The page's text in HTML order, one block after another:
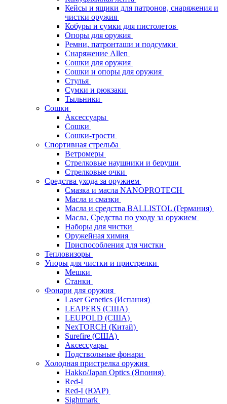
Кейсы и ящики для патронов, снаряжения и
чистки оружия
Кобуры и сумки для пистолетов
Опоры для оружия
Ремни, патронташи и подсумки
Снаряжение Allen
Сошки для оружия
Сошки и опоры для оружия
Стулья
Сумки и рюкзаки
Тыльники
Сошки
Аксессуары
Сошки
Сошки-трости
Спортивная стрельба
Ветромеры
Стрелковые наушники и беруши
Стрелковые очки
Средства ухода за оружием
Смазка и масла NANOPROTECH
Масла и смазки
Масла и средства BALLISTOL (Германия)
Масла, Средства по уходу за оружием
Наборы для чистки
Оружейная химия
Приспособления для чистки
Тепловизоры
Упоры для чистки и пристрелки
Мешки
Станки
Фонари для оружия
Laser Genetics (Испания)
LEAPERS (США)
LEUPOLD (США)
NexTORCH (Китай)
Surefire (США)
Аксессуары
Подствольные фонари
Холодная пристрелка оружия
Hakko/Japan Optics (Япония)
Red-I
Red-I (ЮАР)
Sightmark